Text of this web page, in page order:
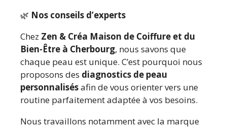
🌿 Nos conseils d’experts
Chez Zen & Créa Maison de Coiffure et du
Bien-Être à Cherbourg, nous savons que
chaque peau est unique. C’est pourquoi nous
proposons des diagnostics de peau
personnalisésafin de vous orienter vers une
routine parfaitement adaptée à vos besoins.
Nous travaillons notamment avec la marque